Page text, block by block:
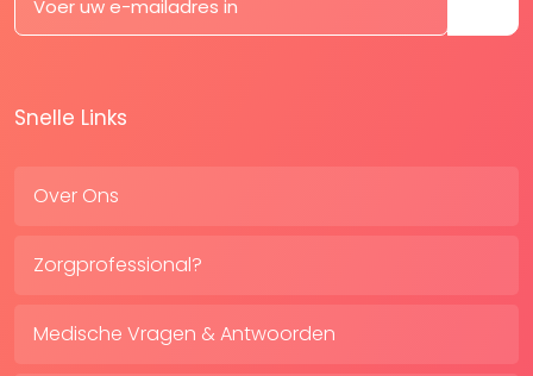
Snelle Links
Over Ons
Zorgprofessional?
Medische Vragen & Antwoorden